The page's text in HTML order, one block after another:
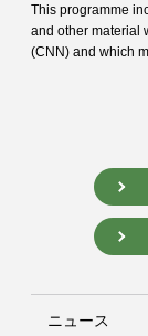
This programme
and other material
(CNN) and which
ニュース